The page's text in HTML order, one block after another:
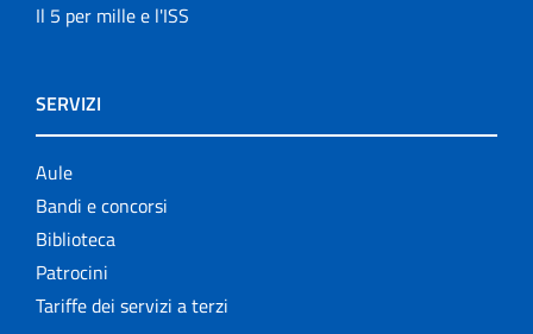
Il 5 per mille e l'ISS
SERVIZI
Aule
Bandi e concorsi
Biblioteca
Patrocini
Tariffe dei servizi a terzi